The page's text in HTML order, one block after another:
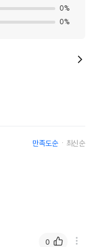
0%
0%
만족도순 최신순
0